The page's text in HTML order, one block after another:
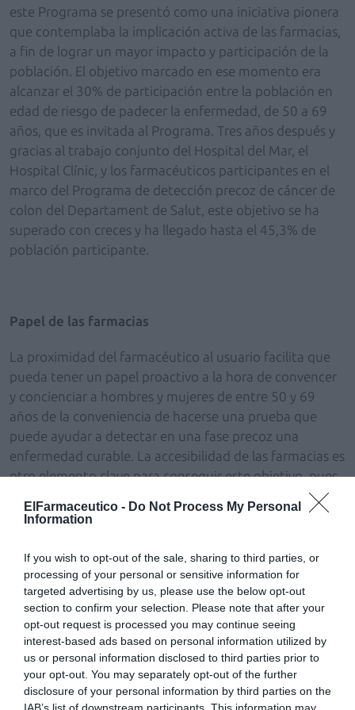
ElFarmaceutico - Do Not Process My Personal
Information
If you wish to opt-out of the sale, sharing to third parties, or
processing of your personal or sensitive information for
targeted advertising by us, please use the below opt-out
section to confirm your selection. Please note that after your
opt-out request is processed you may continue seeing
interest-based ads based on personal information utilized by
us or personal information disclosed to third parties prior to
your opt-out. You may separately opt-out of the further
disclosure of your personal information by third parties on the
IAB’s list of downstream participants. This information may
este Programa se presentó como una iniciativa pionera
que contemplaba la implicación activa de las farmacias,
a fin de lograr un mayor impacto y participación de la
población. El objetivo marcado en ese momento era
alcanzar el 30% de participación entre la población en
edad de riesgo de padecer la enfermedad, de 50 a 69
años, que es invitada al Programa. Tres años después y
gracias al trabajo conjunto del Hospital del Mar, el
Hospital Clínic, y los farmacéuticos participantes en el
marco del Programa de detección precoz de cáncer de
colon del Departament de Salut, este objetivo se ha
superado con creces y ha llegado hasta el 45,3% de
población participante.
Papel de las farmacias
La proximidad del farmacéutico al usuario facilita que
pueda tener un papel proactivo a la hora de convencer
y concienciar a hombres y mujeres de entre 50 y 69
años de la conveniencia de hacerse una prueba que
puede ayudar a detectar en una fase precoz una
enfermedad curable. La accesibilidad de las farmacias es
otro elemento clave para conseguir este objetivo, pues
los ciudadanos invitados a hacerse la prueba podían ir a
cualquiera de las farmacias que participaban en el
la prueba como para devolver la muestra recogida. En el
contexto europeo sólo había una experiencia similar, en
Italia, donde también se logró el objetivo que se
perseguía aquí.
Jordi de Dalmases, presidente del Colegio de
Farmacéuticos de Barcelona, ha explicado que «con la
implicación de las farmacias se facilitó el acceso a la